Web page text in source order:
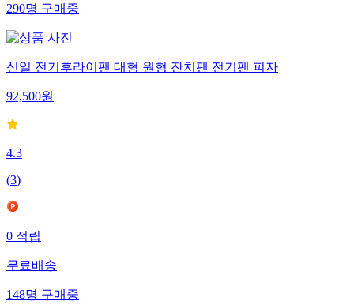
290명 구매중
신일 전기후라이팬 대형 원형 잔치팬 전기팬 피자
92,500원
4.3
(3)
0 적립
무료배송
148명 구매중